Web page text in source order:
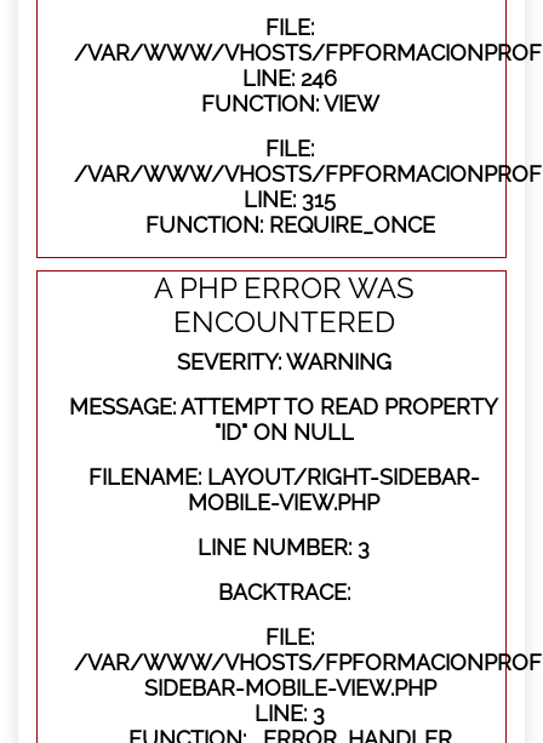
FILE:
/VAR/WWW/VHOSTS/
LINE: 246
FUNCTION: VIEW
FILE:
/VAR/WWW/VHOSTS/
LINE: 315
FUNCTION: REQUIRE_ONCE
A PHP ERROR WAS
ENCOUNTERED
SEVERITY: WARNING
MESSAGE: ATTEMPT TO READ PROPERTY
"ID" ON NULL
FILENAME: LAYOUT/RIGHT-SIDEBAR-
MOBILE-VIEW.PHP
LINE NUMBER: 3
BACKTRACE:
FILE:
/VAR/WWW/VHOSTS/
SIDEBAR-MOBILE-VIEW.PHP
LINE: 3